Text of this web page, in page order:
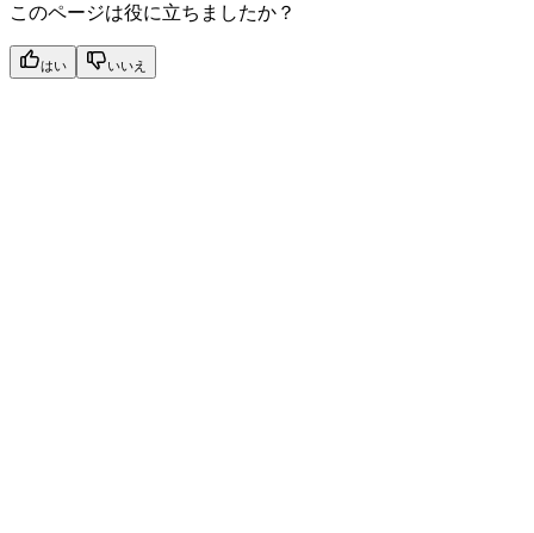
このページは役に立ちましたか？
はい いいえ